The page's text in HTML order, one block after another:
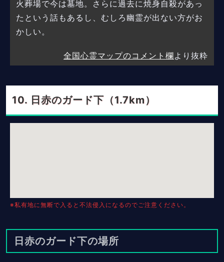
火葬場で今は墓地。さらに過去に焼身自殺があっ
たという話もあるし、むしろ幽霊が出ない方がお
かしい。
全国心霊マップのコメント欄より抜粋
日赤のガード下（1.7km）
※私有地に無断で入ると不法侵入になるのでご注意ください。
日赤のガード下の場所